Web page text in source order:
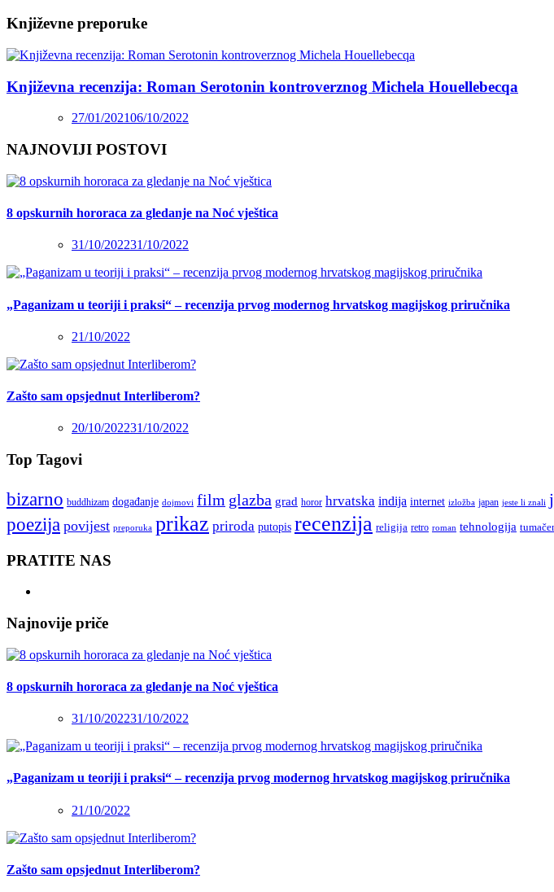
Književne preporuke
Književna recenzija: Roman Serotonin kontroverznog Michela Houellebecqa
27/01/202106/10/2022
NAJNOVIJI POSTOVI
8 opskurnih hororaca za gledanje na Noć vještica
31/10/202231/10/2022
„Paganizam u teoriji i praksi“ – recenzija prvog modernog hrvatskog magijskog priručnika
21/10/2022
Zašto sam opsjednut Interliberom?
20/10/202231/10/2022
Top Tagovi
bizarno buddhizam događanje dojmovi film glazba grad horor hrvatska indija internet izložba japan jeste li znali
poezija povijest preporuka prikaz priroda putopis recenzija religija retro roman tehnologija
PRATITE NAS
Najnovije priče
8 opskurnih hororaca za gledanje na Noć vještica
31/10/202231/10/2022
„Paganizam u teoriji i praksi“ – recenzija prvog modernog hrvatskog magijskog priručnika
21/10/2022
Zašto sam opsjednut Interliberom?